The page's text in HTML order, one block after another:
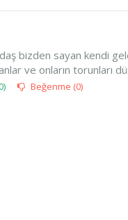
bizden sayan kendi
ve onların torunları
) Beğenme (0)